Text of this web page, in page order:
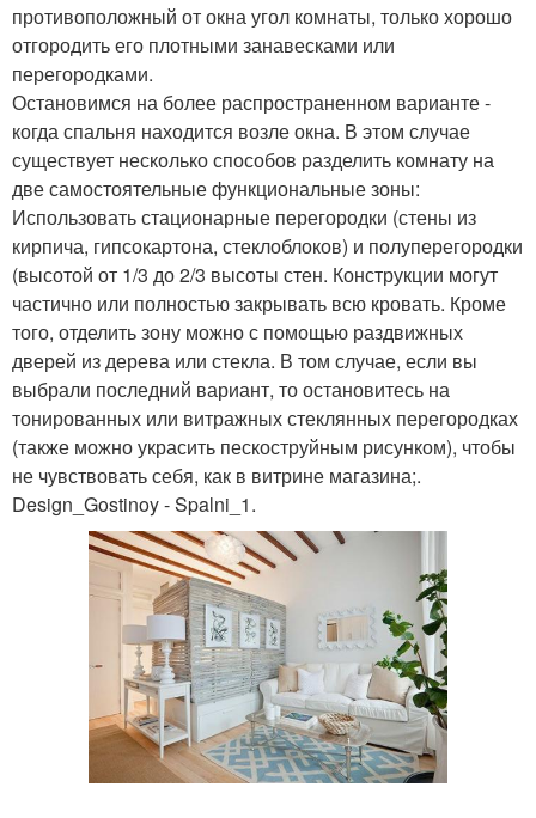
противоположный от окна угол комнаты, только хорошо
отгородить его плотными занавесками или
перегородками.
Остановимся на более распространенном варианте -
когда спальня находится возле окна. В этом случае
существует несколько способов разделить комнату на
две самостоятельные функциональные зоны:
Использовать стационарные перегородки (стены из
кирпича, гипсокартона, стеклоблоков) и полуперегородки
(высотой от 1/3 до 2/3 высоты стен. Конструкции могут
частично или полностью закрывать всю кровать. Кроме
того, отделить зону можно с помощью раздвижных
дверей из дерева или стекла. В том случае, если вы
выбрали последний вариант, то остановитесь на
тонированных или витражных стеклянных перегородках
(также можно украсить пескоструйным рисунком), чтобы
не чувствовать себя, как в витрине магазина;.
Design_Gostinoy - Spalni_1.